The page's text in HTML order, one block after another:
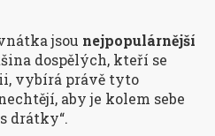
jsou nejpopulárnější
dospělých, kteří se
vybírá právě tyto
aby je kolem sebe
drátky“.